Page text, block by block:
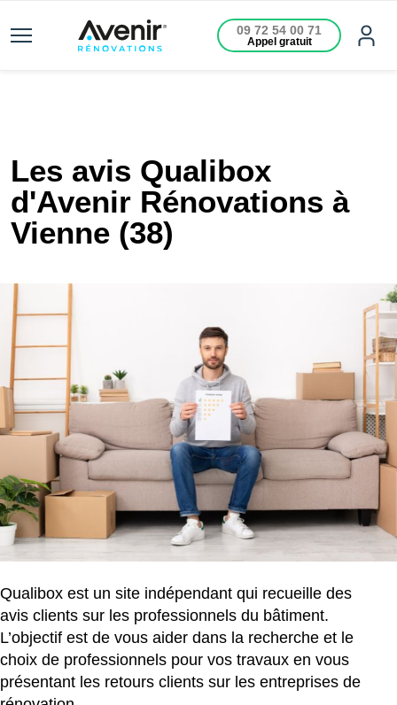
09 72 54 00 71
Appel gratuit
Les avis Qualibox
d'Avenir Rénovations à
Vienne (38)
Qualibox est un site indépendant qui recueille des
avis clients sur les professionnels du bâtiment.
L’objectif est de vous aider dans la recherche et le
choix de professionnels pour vos travaux en vous
présentant les retours clients sur les entreprises de